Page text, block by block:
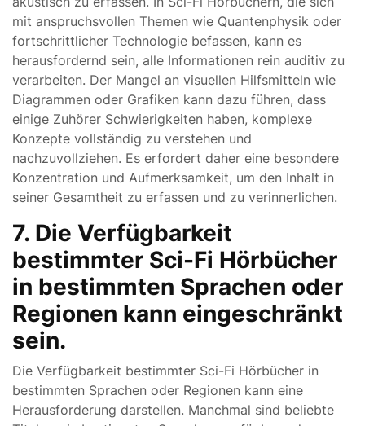
mit anspruchsvollen Themen wie Quantenphysik oder
fortschrittlicher Technologie befassen, kann es
herausfordernd sein, alle Informationen rein auditiv zu
verarbeiten. Der Mangel an visuellen Hilfsmitteln wie
Diagrammen oder Grafiken kann dazu führen, dass
einige Zuhörer Schwierigkeiten haben, komplexe
Konzepte vollständig zu verstehen und
nachzuvollziehen. Es erfordert daher eine besondere
Konzentration und Aufmerksamkeit, um den Inhalt in
seiner Gesamtheit zu erfassen und zu verinnerlichen.
7. Die Verfügbarkeit
bestimmter Sci-Fi Hörbücher
in bestimmten Sprachen oder
Regionen kann eingeschränkt
sein.
Die Verfügbarkeit bestimmter Sci-Fi Hörbücher in
bestimmten Sprachen oder Regionen kann eine
Herausforderung darstellen. Manchmal sind beliebte